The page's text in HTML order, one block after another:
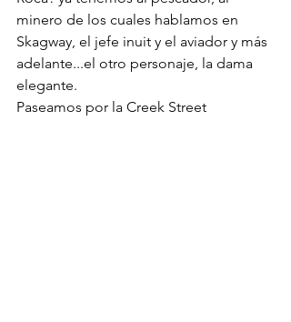
minero de los cuales hablamos en
Skagway, el jefe inuit y el aviador y más
adelante...el otro personaje, la dama
elegante.
Paseamos por la Creek Street